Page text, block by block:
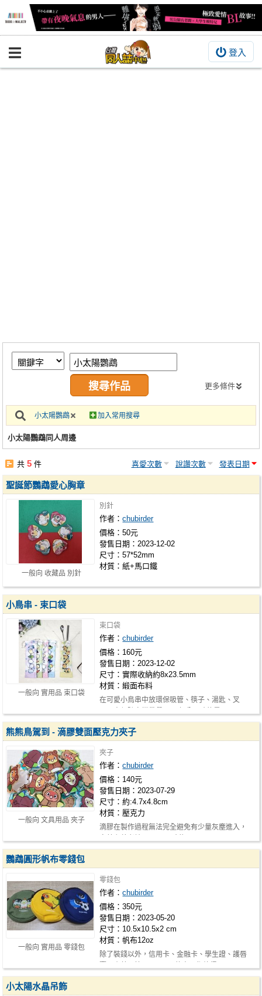
登入
BOOKY書集倉庫
繪圖藝廊
交流中心
攤位轉讓區
會員功能選單
註冊會員
更多條件
小太陽鸚鵡 加入常用搜尋
小太陽鸚鵡同人周邊
共5 件 喜愛次數 說讚次數 發表日期
一般向 收藏品 別針
聖誕節鸚鵡愛心胸章
別針
作者：chubirder
價格：50元
發售日期：2023-12-02
尺寸：57*52mm
材質：紙+馬口鐵
一般向 實用品 束口袋
小鳥串 - 束口袋
束口袋
作者：chubirder
價格：160元
發售日期：2023-12-02
尺寸：實際收納約8x23.5mm
材質：緞面布料
在可愛小鳥串中放環保吸管、筷子、湯匙、叉
一般向 文具用品 夾子
熊熊鳥駕到 - 滴膠雙面壓克力夾子
夾子
作者：chubirder
價格：140元
發售日期：2023-07-29
尺寸：約:4.7x4.8cm
材質：壓克力
滴膠在製作過程無法完全避免有少量灰塵進入，
一般向 實用品 零錢包
鸚鵡圓形帆布零錢包
零錢包
作者：chubirder
價格：350元
發售日期：2023-05-20
尺寸：10.5x10.5x2 cm
材質：帆布12oz
除了裝錢以外，信用卡、金融卡、學生證、護唇
小太陽水晶吊飾